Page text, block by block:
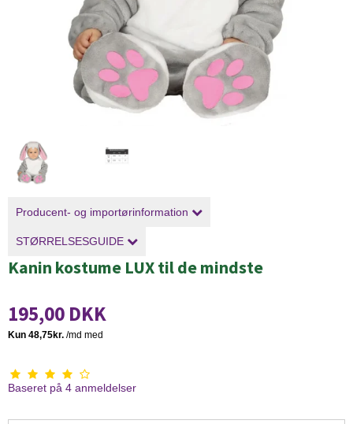
Producent- og importørinformation
STØRRELSESGUIDE
Kanin kostume LUX til de mindste
195,00 DKK
Baseret på 4 anmeldelser